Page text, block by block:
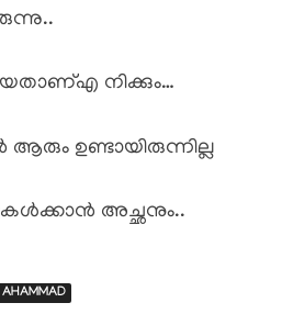
നിക്കും…
ഉണ്ടായിരുന്നില്ല
അച്ഛനും..
AHAMMAD